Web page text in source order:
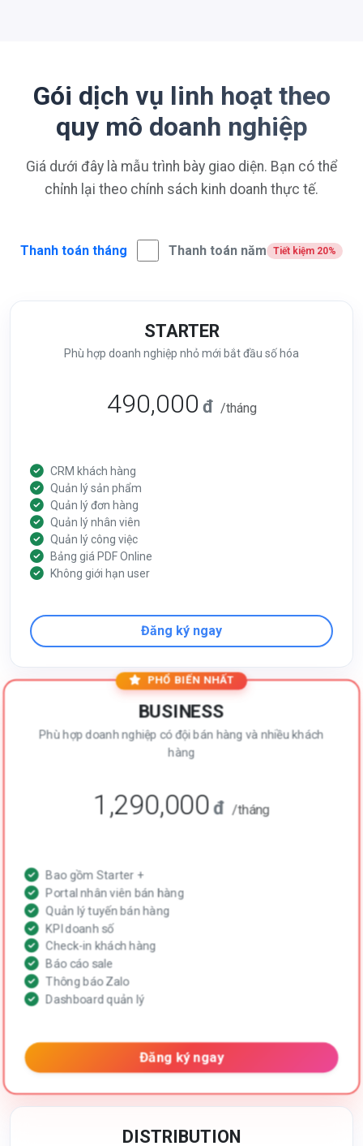
Gói dịch vụ linh hoạt theo
quy mô doanh nghiệp
Giá dưới đây là mẫu trình bày giao diện. Bạn có thể
chỉnh lại theo chính sách kinh doanh thực tế.
Thanh toán tháng Thanh toán năm Tiết kiệm 20%
STARTER
Phù hợp doanh nghiệp nhỏ mới bắt đầu số hóa
490,000 đ /tháng
CRM khách hàng
Quản lý sản phẩm
Quản lý đơn hàng
Quản lý nhân viên
Quản lý công việc
Bảng giá PDF Online
Không giới hạn user
Đăng ký ngay
PHỔ BIẾN NHẤT
BUSINESS
Phù hợp doanh nghiệp có đội bán hàng và nhiều khách
hàng
1,290,000đ /tháng
Bao gồm Starter +
Portal nhân viên bán hàng
Quản lý tuyến bán hàng
KPI doanh số
Check-in khách hàng
Báo cáo sale
Thông báo Zalo
Dashboard quản lý
Đăng ký ngay
DISTRIBUTION